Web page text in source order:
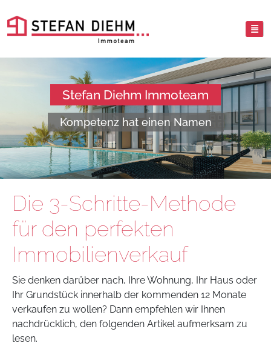
Stefan Diehm Immoteam
Kompetenz hat einen Namen
Die 3-Schritte-Methode
für den perfekten
Immobilienverkauf
Sie denken darüber nach, Ihre Wohnung, Ihr Haus oder
Ihr Grundstück innerhalb der kommenden 12 Monate
verkaufen zu wollen? Dann empfehlen wir Ihnen
nachdrücklich, den folgenden Artikel aufmerksam zu
lesen.